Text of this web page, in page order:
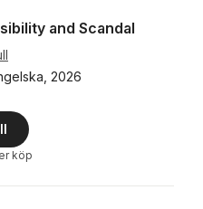
and Scandal
2026
köp